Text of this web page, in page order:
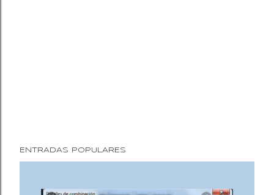
ENTRADAS POPULARES